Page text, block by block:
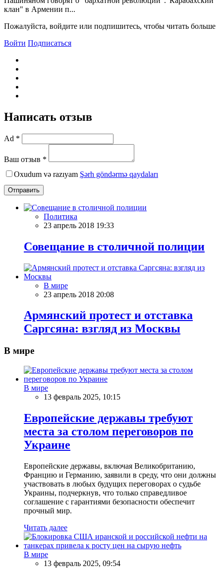
клан" в Армении п...
Пожалуйста, войдите или подпишитесь, чтобы читать больше
Войти Подписаться
Написать отзыв
Ad *
Ваш отзыв *
Oxudum və razıyam Şərh göndərmə qaydaları
Отправить
Политика
23 апрель 2018 19:33
Совещание в столичной полиции
В мире
23 апрель 2018 20:08
Армянский протест и отставка
Саргсяна: взгляд из Москвы
В мире
В мире
13 февраль 2025, 10:15
Европейские державы требуют
места за столом переговоров по
Украине
Европейские державы, включая Великобританию,
Францию и Германию, заявили в среду, что они должны
участвовать в любых будущих переговорах о судьбе
Украины, подчеркнув, что только справедливое
соглашение с гарантиями безопасности обеспечит
прочный мир.
Читать далее
В мире
13 февраль 2025, 09:54